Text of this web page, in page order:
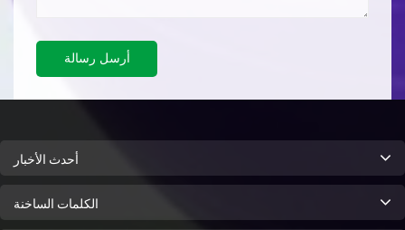
أرسل رسالة
أحدث الأخبار
الكلمات الساخنة